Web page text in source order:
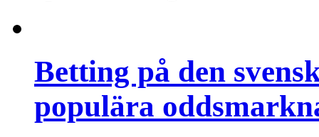
Betting på den
populära